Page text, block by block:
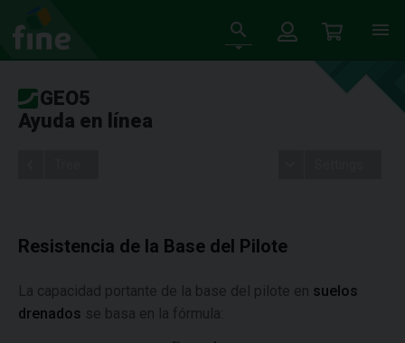
GEO5
Ayuda en línea
Resistencia de la Base del Pilote
La capacidad portante de la base del pilote en suelos
drenados se basa en la fórmula: